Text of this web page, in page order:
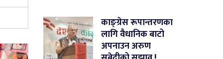
काङ्ग्रेस रूपान्तरणका
लागि वैधानिक बाटो
अपनाउन अरुण